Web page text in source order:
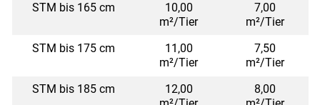
STM bis 165 cm
10,00
m²/Tier
7,00
m²/Tier
STM bis 175 cm
11,00
m²/Tier
7,50
m²/Tier
STM bis 185 cm
12,00
8,00